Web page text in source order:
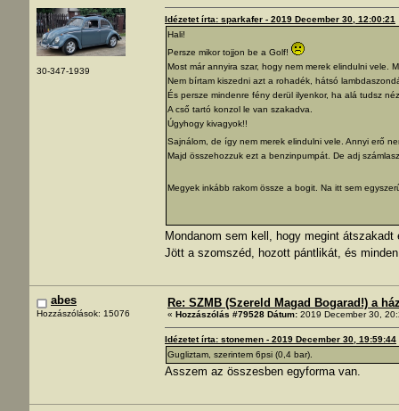
30-347-1939
Idézetet írta: sparkafer - 2019 December 30, 12:00:21
Hali!
Persze mikor tojjon be a Golf!
Most már annyira szar, hogy nem merek elindulni vele.
Nem bírtam kiszedni azt a rohadék, hátsó
És persze mindenre fény derül ilyenkor, ha alá tudsz
A cső tartó konzol le van szakadva.
Úgyhogy kivagyok!!
Sajnálom, de így nem merek elindulni vele. Annyi erő
Majd összehozzuk ezt a benzinpumpát. De adj
Megyek inkább rakom össze a bogit. Na itt sem
Mondanom sem kell, hogy megint
Jött a szomszéd, hozott pántlikát, és
abes
Hozzászólások: 15076
Re: SZMB (Szereld Magad Bogarad!) a
« Hozzászólás #79528 Dátum: 2019 December 30,
Idézetet írta: stonemen - 2019 December 30, 19:59:44
Gugliztam, szerintem 6psi (0,4 bar).
Asszem az összesben egyforma van.